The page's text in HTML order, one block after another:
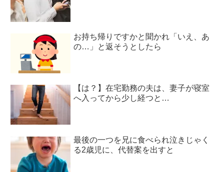
お持ち帰りですかと聞かれ「いえ、あ
の…」と返そうとしたら
【は？】在宅勤務の夫は、妻子が寝室
へ入ってから少し経つと…
最後の一つを兄に食べられ泣きじゃく
る2歳児に、代替案を出すと